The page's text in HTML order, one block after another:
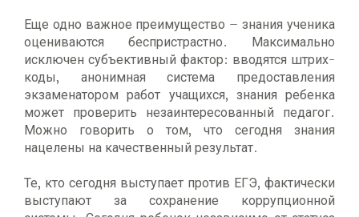
Еще одно важное преимущество – знания ученика
оцениваются беспристрастно. Максимально
исключен субъективный фактор: вводятся штрих-
коды, анонимная система предоставления
экзаменатором работ учащихся, знания ребенка
может проверить незаинтересованный педагог.
Можно говорить о том, что сегодня знания
нацелены на качественный результат.
Те, кто сегодня выступает против ЕГЭ, фактически
выступают за сохранение коррупционной